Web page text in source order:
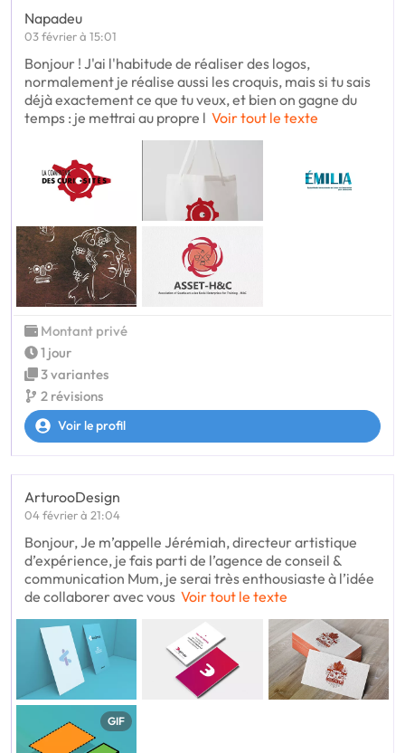
Napadeu
03 février à 15:01
Bonjour ! J'ai l'habitude de réaliser des logos,
normalement je réalise aussi les croquis, mais si tu sais
déjà exactement ce que tu veux, et bien on gagne du
temps : je mettrai au propre l Voir tout le texte
Montant privé
1 jour
3 variantes
2 révisions
Voir le profil
ArturooDesign
04 février à 21:04
Bonjour, Je m’appelle Jérémiah, directeur artistique
d’expérience, je fais parti de l’agence de conseil &
communication Mum, je serai très enthousiaste à l’idée
de collaborer avec vous Voir tout le texte
GIF